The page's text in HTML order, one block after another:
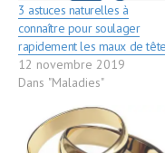
3 astuces naturelles à
connaître pour soulager
rapidement les maux de tête
12 novembre 2019
Dans "Maladies"